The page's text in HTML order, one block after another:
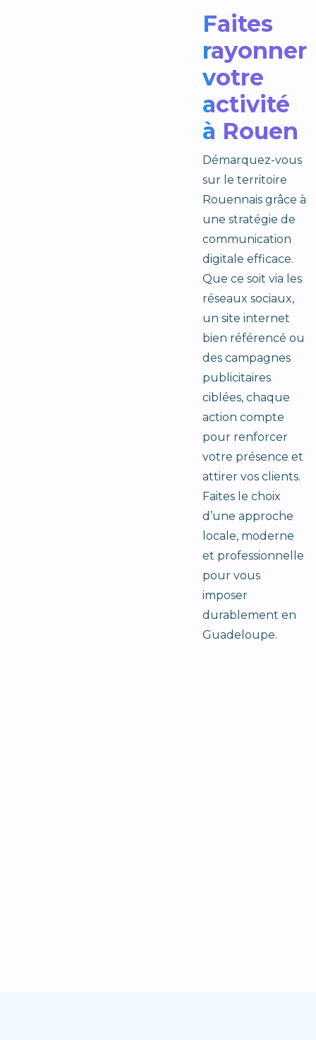
Faites
rayonner
votre
activité
à Rouen
Démarquez-vous
sur le territoire
Rouennais grâce à
une stratégie de
communication
digitale efficace.
Que ce soit via les
réseaux sociaux,
un site internet
bien référencé ou
des campagnes
publicitaires
ciblées, chaque
action compte
pour renforcer
votre présence et
attirer vos clients.
Faites le choix
d’une approche
locale, moderne
et professionnelle
pour vous
imposer
durablement en
Guadeloupe.